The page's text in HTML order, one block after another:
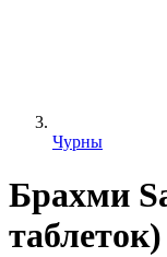
Чурны
Брахми